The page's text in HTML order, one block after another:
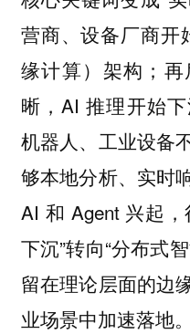
营商、设备厂商开
缘计算）架构；
晰，AI 推理开始下
机器人、工业设备
够本地分析、实时
AI 和 Agent 兴起
下沉”转向“分布式
留在理论层面的边
业场景中加速落地。